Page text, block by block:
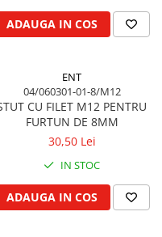
ADAUGA IN COS
ENT
04/060301-01-8/M12
CU FILET M12 PENTRU
FURTUN DE 8MM
30,50 Lei
IN STOC
ADAUGA IN COS